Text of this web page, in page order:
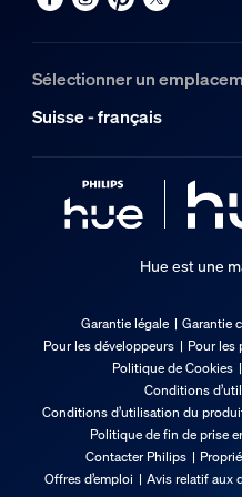
Dimensions et
Code barre produit
0.85 kg
Poids brut
1.12 kg
Longueur
185 mm
145 mm
Code 12NC
929003837601
Sélectionner un
Suisse - français
Hue est une
Garantie légale Garantie
Pour les développeurs
Pour les
Politique de Cookies
Conditions
Conditions d’utilisation du
Politique de fin de prise
Contacter Philips
Offres d’emploi
Avis relatif aux